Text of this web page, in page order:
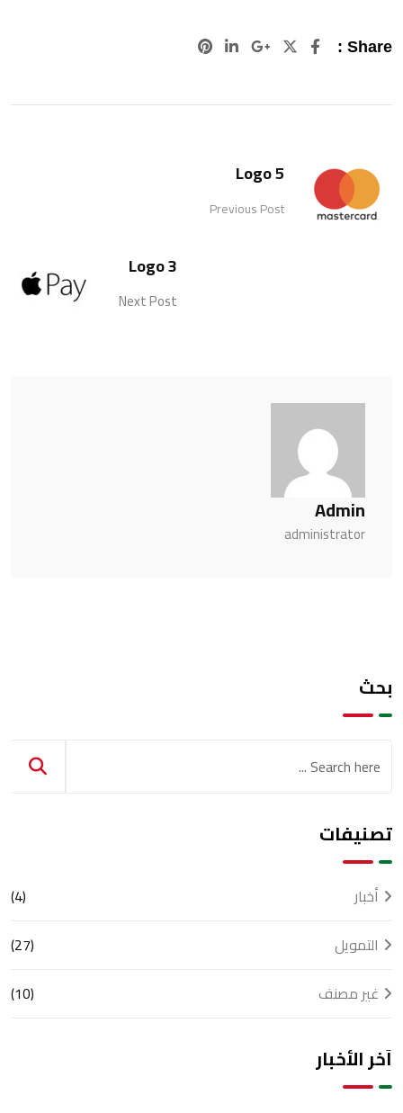
Share :
Google+
LinkedIn
Pinterest
Logo 5
Previous Post
Logo 3
Next Post
Admin
administrator
بحث
تصنيفات
أخبار
(4)
التمويل
(27)
غير مصنف
(10)
آخر الأخبار